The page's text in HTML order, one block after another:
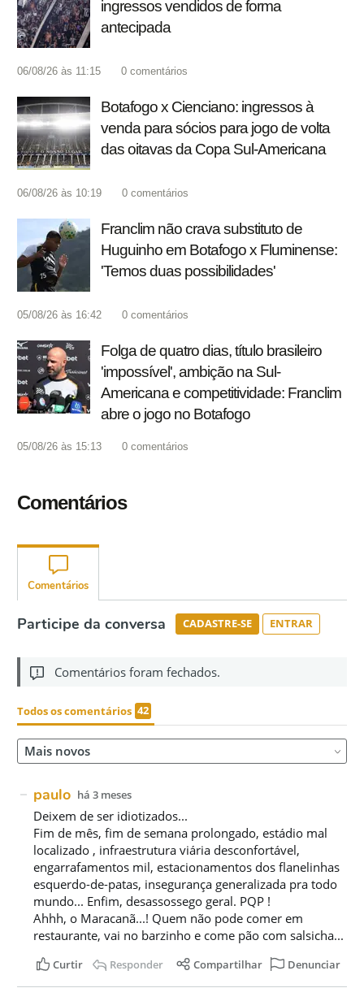
ingressos vendidos de forma
antecipada
06/08/26 às 11:15 0 comentários
Botafogo x Cienciano: ingressos à
venda para sócios para jogo de volta
das oitavas da Copa Sul-Americana
06/08/26 às 10:19 0 comentários
Franclim não crava substituto de
Huguinho em Botafogo x Fluminense:
'Temos duas possibilidades'
05/08/26 às 16:42 0 comentários
Folga de quatro dias, título brasileiro
'impossível', ambição na Sul-
Americana e competitividade: Franclim
abre o jogo no Botafogo
05/08/26 às 15:13 0 comentários
Comentários